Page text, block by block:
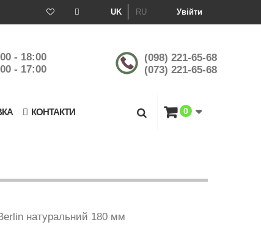
Увійти
UK RU
- 18:00
- 17:00
(098) 221-65-68
(073) 221-65-68
КОНТАКТИ 0
натуральний 180 мм